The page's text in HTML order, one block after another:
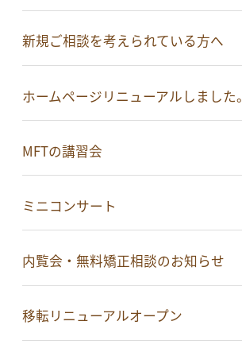
新規ご相談を考えられている方へ
ホームページリニューアルしました。
MFTの講習会
ミニコンサート
内覧会・無料矯正相談のお知らせ
移転リニューアルオープン